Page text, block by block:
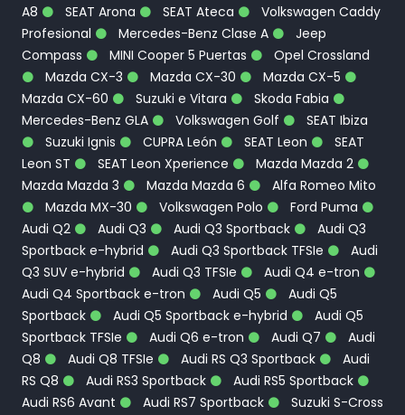
A8
SEAT Arona SEAT Ateca
Volkswagen Caddy
Profesional
Mercedes-Benz Clase A
Jeep
Compass
MINI Cooper 5 Puertas
Opel Crossland
Mazda CX-3
Mazda CX-30
Mazda CX-5
Mazda CX-60
Suzuki e Vitara
Skoda Fabia
Mercedes-Benz GLA
Volkswagen Golf
SEAT Ibiza
Suzuki Ignis
CUPRA León SEAT Leon
SEAT
Leon ST
SEAT Leon Xperience
Mazda Mazda 2
Mazda Mazda 3
Mazda Mazda 6
Alfa Romeo Mito
Mazda MX-30
Volkswagen Polo
Ford Puma
Audi Q2
Audi Q3 Audi Q3 Sportback
Audi Q3
Sportback e-hybrid
Audi Q3 Sportback TFSIe
Audi
Q3 SUV e-hybrid
Audi Q3 TFSIe
Audi Q4 e-tron
Audi Q4 Sportback e-tron
Audi Q5
Audi Q5
Sportback
Audi Q5 Sportback e-hybrid
Audi Q5
Sportback TFSIe
Audi Q6 e-tron Audi Q7
Audi
Q8
Audi Q8 TFSIe Audi RS Q3 Sportback
Audi
RS Q8
Audi RS3 Sportback
Audi RS5 Sportback
Audi RS6 Avant
Audi RS7 Sportback
Suzuki S-Cross